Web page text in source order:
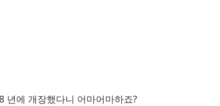
년에 개장했다니 어마어마하죠?